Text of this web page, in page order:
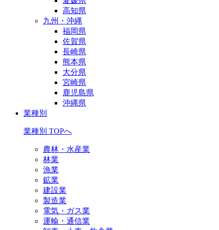
高知県
九州・沖縄
福岡県
佐賀県
長崎県
熊本県
大分県
宮崎県
鹿児島県
沖縄県
業種別
業種別 TOPへ
農林・水産業
林業
漁業
鉱業
建設業
製造業
電気・ガス業
運輸・通信業